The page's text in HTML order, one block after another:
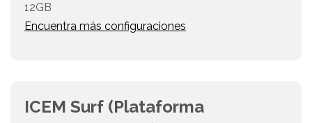
12GB
Encuentra más configuraciones
ICEM Surf (Plataforma